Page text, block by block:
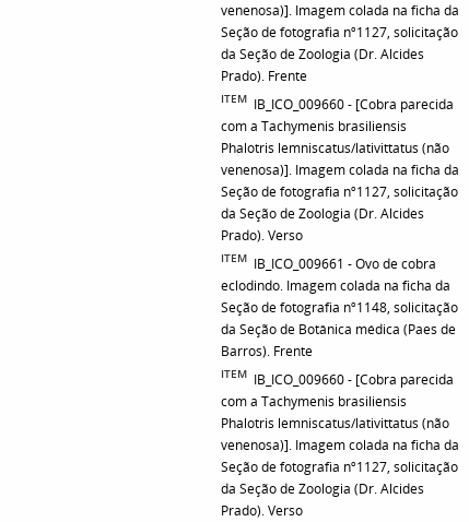
venenosa)]. Imagem colada na ficha da
Seção de fotografia nº1127, solicitação
da Seção de Zoologia (Dr. Alcides
Prado). Frente
ITEM IB_ICO_009660 - [Cobra parecida
com a Tachymenis brasiliensis
Phalotris lemniscatus/lativittatus (não
venenosa)]. Imagem colada na ficha da
Seção de fotografia nº1127, solicitação
da Seção de Zoologia (Dr. Alcides
Prado). Verso
ITEM IB_ICO_009661 - Ovo de cobra
eclodindo. Imagem colada na ficha da
Seção de fotografia nº1148, solicitação
da Seção de Botânica médica (Paes de
Barros). Frente
ITEM IB_ICO_009660 - [Cobra parecida
com a Tachymenis brasiliensis
Phalotris lemniscatus/lativittatus (não
venenosa)]. Imagem colada na ficha da
Seção de fotografia nº1127, solicitação
da Seção de Zoologia (Dr. Alcides
Prado). Verso